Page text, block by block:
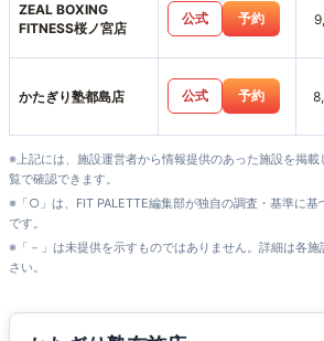
ZEAL BOXING
FITNESS桜ノ宮店
公式 予約
かたぎり塾都島店 公式 予約
※上記には、施設運営者から情報提供のあった施設を掲
覧で確認できます。
※「○」は、FIT PALETTE編集部が独自の調査・基準に基
です。
※「－」は未提供を示すものではありません。詳細は各
さい。